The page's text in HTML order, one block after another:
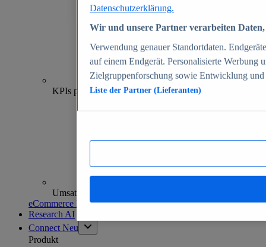
70+
KPIs pro Shop
Umsatzanalysen und -prognosen
eCommerce Insights entdecken
Research AI
Connect Neu
Produkt
Datenschutzerklärung.
Wir und unsere Partner verarbeiten
Verwendung genauer Standortdaten.
auf einem Endgerät. Personalisierte Werbung
Zielgruppenforschung sowie Entwicklung
Liste der Partner (Lieferanten)